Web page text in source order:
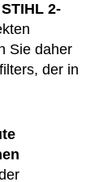
2-
Sie daher
der in